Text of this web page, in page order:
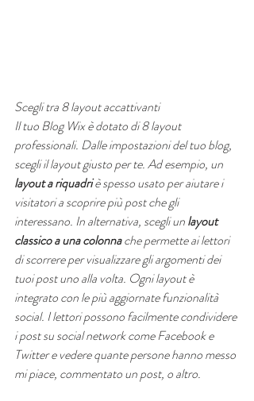
Scegli tra 8 layout accattivanti
Il tuo Blog Wix è dotato di 8 layout
professionali. Dalle impostazioni del tuo blog,
scegli il layout giusto per te. Ad esempio, un
layout a riquadri è spesso usato per aiutare i
visitatori a scoprire più post che gli
interessano. In alternativa, scegli un layout
classico a una colonna che permette ai lettori
di scorrere per visualizzare gli argomenti dei
tuoi post uno alla volta. Ogni layout è
integrato con le più aggiornate funzionalità
social. I lettori possono facilmente condividere
i post su social network come Facebook e
Twitter e vedere quante persone hanno messo
mi piace, commentato un post, o altro.